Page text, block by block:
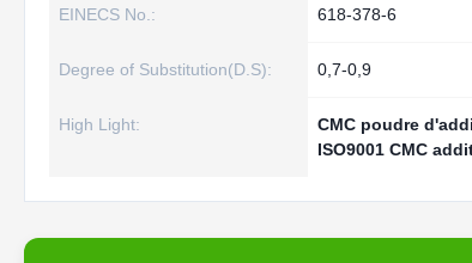
EINECS No.: 618-378-6
Degree of Substitution(D.S): 0,7-0,9
High Light: CMC poudre
ISO9001 CMC